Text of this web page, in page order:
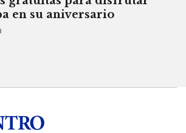
en su aniversario